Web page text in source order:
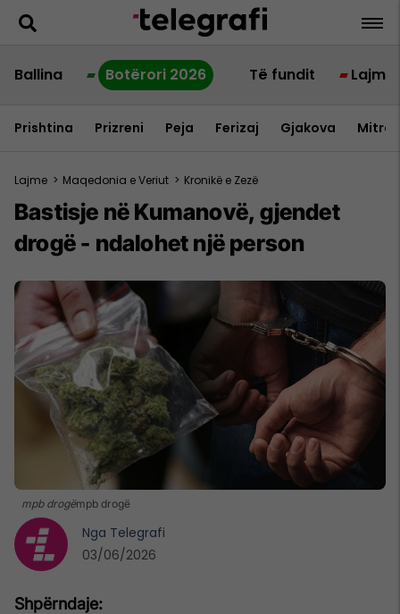
Ballina Botërori 2026 Të fundit Lajme
Prishtina Prizreni Peja Ferizaj Gjakova
Lajme > Maqedonia e Veriut > Kronikë e Zezë
Bastisje në Kumanovë, gjendet
drogë - ndalohet një person
mpb drogëmpb drogë
Nga Telegrafi
03/06/2026